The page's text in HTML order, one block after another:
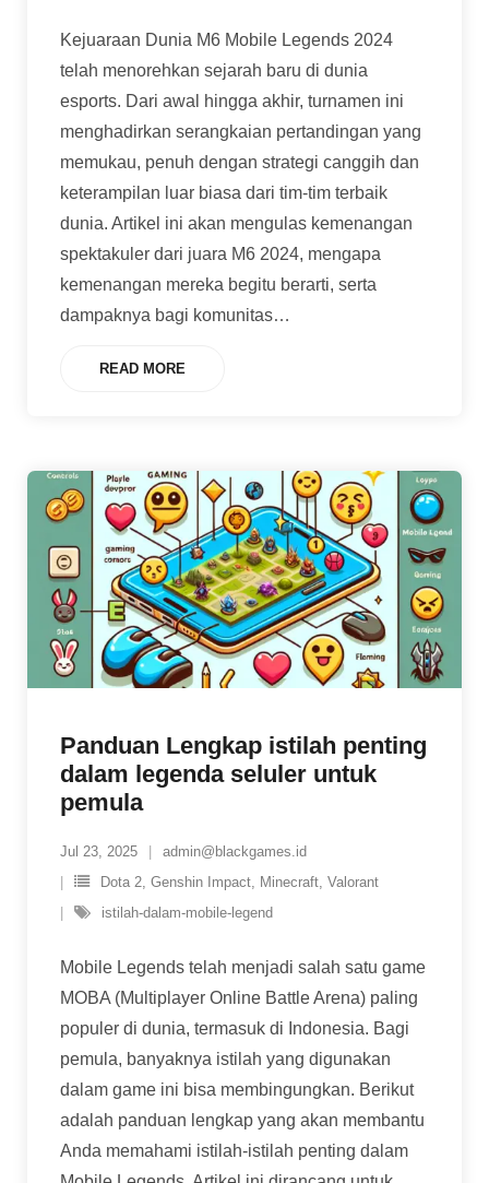
Kejuaraan Dunia M6 Mobile Legends 2024
telah menorehkan sejarah baru di dunia
esports. Dari awal hingga akhir, turnamen ini
menghadirkan serangkaian pertandingan yang
memukau, penuh dengan strategi canggih dan
keterampilan luar biasa dari tim-tim terbaik
dunia. Artikel ini akan mengulas kemenangan
spektakuler dari juara M6 2024, mengapa
kemenangan mereka begitu berarti, serta
dampaknya bagi komunitas…
READ MORE
Panduan Lengkap istilah penting
dalam legenda seluler untuk
pemula
Jul 23, 2025
admin@blackgames.id
Dota 2, Genshin Impact, Minecraft, Valorant
istilah-dalam-mobile-legend
Mobile Legends telah menjadi salah satu game
MOBA (Multiplayer Online Battle Arena) paling
populer di dunia, termasuk di Indonesia. Bagi
pemula, banyaknya istilah yang digunakan
dalam game ini bisa membingungkan. Berikut
adalah panduan lengkap yang akan membantu
Anda memahami istilah-istilah penting dalam